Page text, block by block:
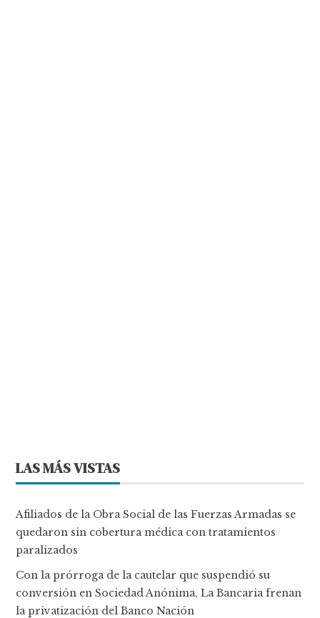
LAS MÁS VISTAS
Afiliados de la Obra Social de las Fuerzas Armadas se
quedaron sin cobertura médica con tratamientos
paralizados
Con la prórroga de la cautelar que suspendió su
conversión en Sociedad Anónima, La Bancaria frenan
la privatización del Banco Nación